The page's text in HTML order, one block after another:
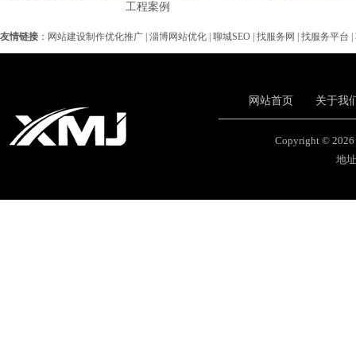
工程案例
友情链接 ： 网站建设制作优化推广 淄博网站优化 聊城SEO 找服务网 找服务平台
网站首页 关于我
Copyright ©
地